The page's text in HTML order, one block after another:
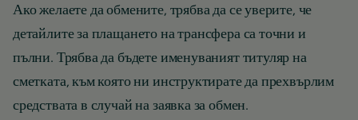
Ако желаете да обмените, трябва да се уверите, че
детайлите за плащането на трансфера са точни и
пълни. Трябва да бъдете именуваният титуляр на
сметката, към която ни инструктирате да прехвърлим
средствата в случай на заявка за обмен.